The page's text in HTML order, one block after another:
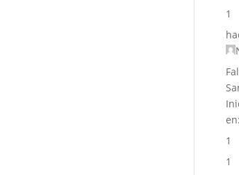
1
en:
1
1